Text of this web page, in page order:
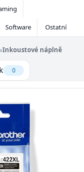
Software Ostatní
›Inkoustové náplně
0